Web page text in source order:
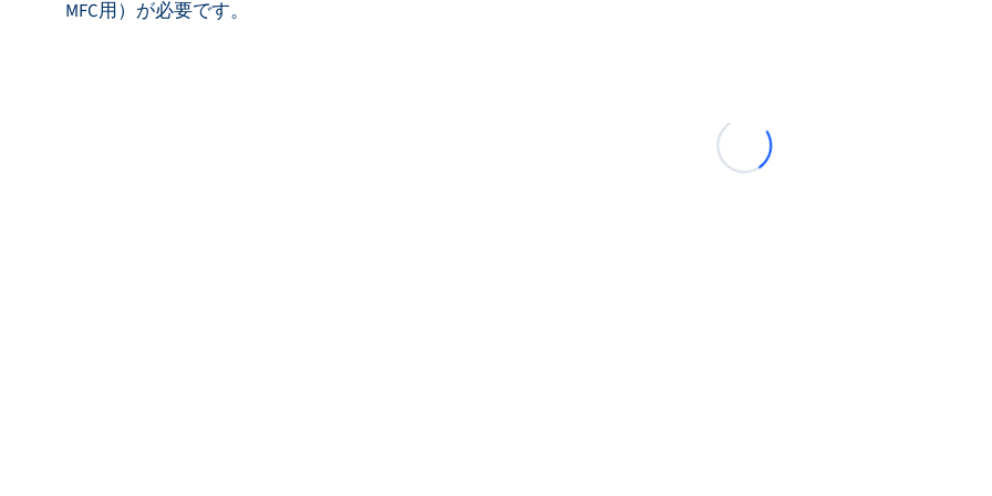
MFC用）が必要です。